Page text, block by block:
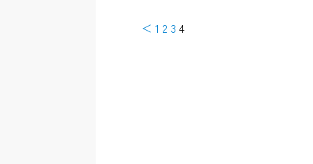
ペ
＜ 1 2 3 4